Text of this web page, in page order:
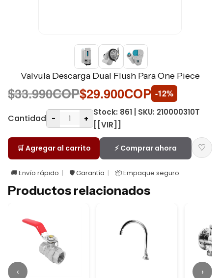
Valvula Descarga Dual Flush Para One Piece
$33.990COP$29.900COP -12%
Cantidad - +
Stock: 861 | SKU: 210000310T
[[VIR]]
🛒 Agregar al carrito ⚡ Comprar ahora ♡
🚚 Envío rápido 🛡️ Garantía 📦 Empaque seguro
Productos relacionados
‹ ›